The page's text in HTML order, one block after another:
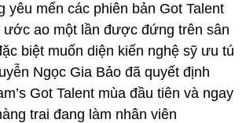
yêu mến các phiên bản Got Talent
ước ao một lần được đứng trên sân
biệt muốn diện kiến nghệ sỹ ưu tú
Ngọc Gia Bảo đã quyết định
Got Talent mùa đầu tiên và ngay
trai đang làm nhân viên